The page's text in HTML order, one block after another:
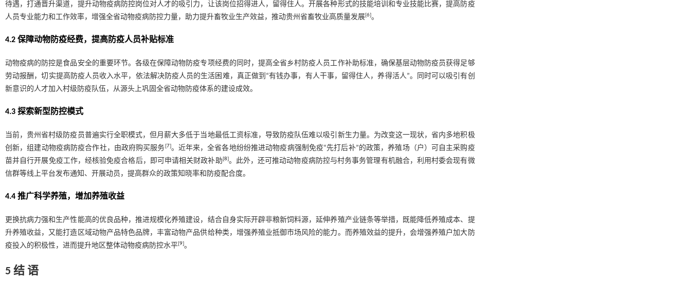
待遇，打通晋升渠道，提升动物疫病防控岗位对人才的吸引力，让该岗位招得进人，留得住人。开展各种形式的技能培训和专业技能比赛，提高防疫
人员专业能力和工作效率，增强全省动物疫病防控力量，助力提升畜牧业生产效益，推动贵州省畜牧业高质量发展[6]。
4.2 保障动物防疫经费，提高防疫人员补贴标准
动物疫病的防控是食品安全的重要环节。各级在保障动物防疫专项经费的同时，提高全省乡村防疫人员工作补助标准，确保基层动物防疫员获得足够
劳动报酬，切实提高防疫人员收入水平，依法解决防疫人员的生活困难，真正做到“有钱办事，有人干事，留得住人，养得活人”。同时可以吸引有创
新意识的人才加入村级防疫队伍，从源头上巩固全省动物防疫体系的建设成效。
4.3 探索新型防控模式
当前，贵州省村级防疫员普遍实行全职模式，但月薪大多低于当地最低工资标准，导致防疫队伍难以吸引新生力量。为改变这一现状，省内多地积极
创新，组建动物疫病防疫合作社，由政府购买服务[7]。近年来，全省各地纷纷推进动物疫病强制免疫“先打后补”的政策，养殖场（户）可自主采购疫
苗并自行开展免疫工作，经核验免疫合格后，即可申请相关财政补助[8]。此外，还可推动动物疫病防控与村务事务管理有机融合，利用村委会现有微
信群等线上平台发布通知、开展动员，提高群众的政策知晓率和防疫配合度。
4.4 推广科学养殖，增加养殖收益
更换抗病力强和生产性能高的优良品种，推进规模化养殖建设，结合自身实际开辟非粮新饲料源，延伸养殖产业链条等举措，既能降低养殖成本、提
升养殖收益，又能打造区域动物产品特色品牌，丰富动物产品供给种类，增强养殖业抵御市场风险的能力。而养殖效益的提升，会增强养殖户加大防
疫投入的积极性，进而提升地区整体动物疫病防控水平[9]。
5 结 语